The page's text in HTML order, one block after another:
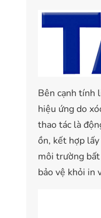
Bên cạnh tính
hiệu ứng do
thao tác là
ồn, kết hợp
môi trường
bảo vệ khỏi in